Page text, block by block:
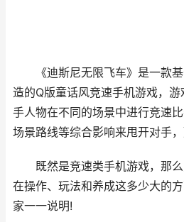
《迪斯尼无限飞车》是一款基
造的Q版童话风竞速手机游戏，
手人物在不同的场景中进行竞速
场景路线等综合影响来甩开对手
既然是竞速类手机游戏，那么
在操作、玩法和养成这多少大的
家一一说明!